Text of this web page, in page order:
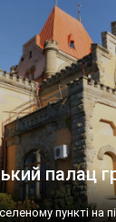
палац
пункті на